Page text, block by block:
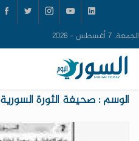
الجمعة, 7 أغسطس - 2026
الوسم : صحيفة الثورة السورية